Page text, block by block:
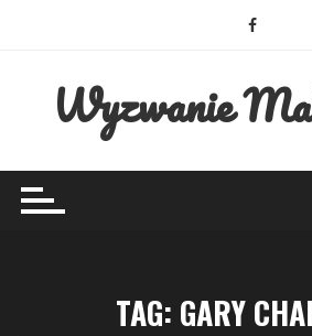
Wyzwanie
TAG: GARY